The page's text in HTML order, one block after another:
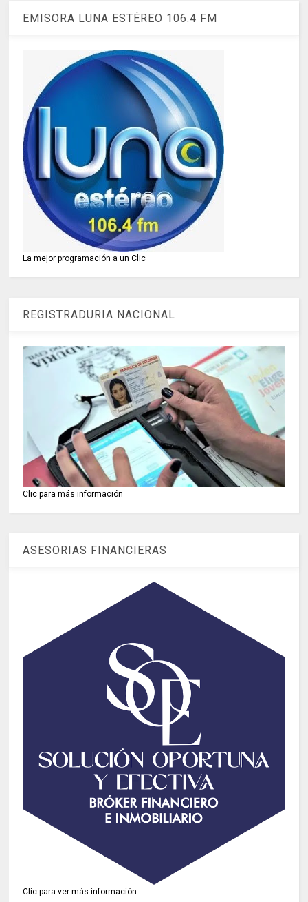
EMISORA LUNA ESTÉREO 106.4 FM
La mejor programación a un Clic
REGISTRADURIA NACIONAL
Clic para más información
ASESORIAS FINANCIERAS
Clic para ver más información